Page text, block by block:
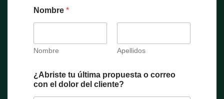
Nombre *
Nombre Apellidos
¿Abriste tu última propuesta o correo
con el dolor del cliente?